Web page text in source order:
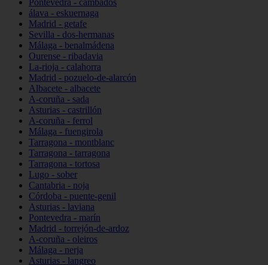
Pontevedra - cambados
álava - eskuernaga
Madrid - getafe
Sevilla - dos-hermanas
Málaga - benalmádena
Ourense - ribadavia
La-rioja - calahorra
Madrid - pozuelo-de-alarcón
Albacete - albacete
A-coruña - sada
Asturias - castrillón
A-coruña - ferrol
Málaga - fuengirola
Tarragona - montblanc
Tarragona - tarragona
Tarragona - tortosa
Lugo - sober
Cantabria - noja
Córdoba - puente-genil
Asturias - laviana
Pontevedra - marín
Madrid - torrejón-de-ardoz
A-coruña - oleiros
Málaga - nerja
Asturias - langreo